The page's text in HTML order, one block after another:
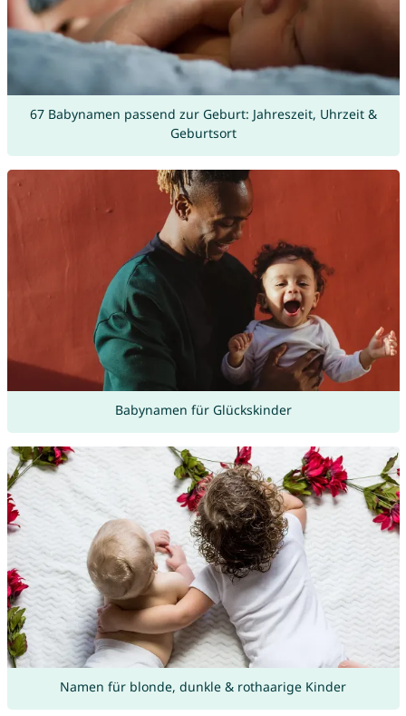
67 Babynamen passend zur Geburt: Jahreszeit, Uhrzeit &
Geburtsort
Babynamen für Glückskinder
Namen für blonde, dunkle & rothaarige Kinder